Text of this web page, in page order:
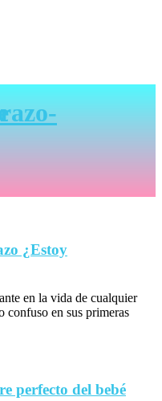
¿Estoy
en la vida de cualquier
confuso en sus primeras
perfecto del bebé